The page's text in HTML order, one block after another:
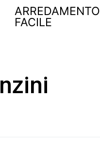
ARREDAMENTO
FACILE